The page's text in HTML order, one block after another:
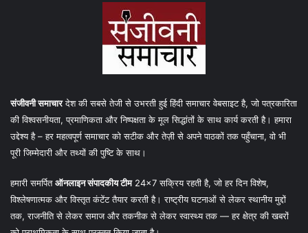
संजीवनी समाचारदेश की सबसे तेजी से उभरती हुई हिंदी समाचार वेबसाइट है, जो पत्रकारिता
की विश्वसनीयता, प्रमाणिकता और निष्पक्षता के मूल सिद्धांतों के साथ कार्य करती है। हमारा
उद्देश्य है – हर महत्वपूर्ण समाचार को सटीक और तेज़ी से अपने पाठकों तक पहुँचाना, वो भी
पूरी जिम्मेदारी और तथ्यों की पुष्टि के साथ।
हमारी समर्पितऑनलाइन संपादकीय टीम24×7 सक्रिय रहती है, जो हर दिन विशेष,
विश्लेषणात्मक और विस्तृत कंटेंट तैयार करती है। राष्ट्रीय घटनाओं से लेकर स्थानीय मुद्दों
तक, राजनीति से लेकर समाज और तकनीक से लेकर स्वास्थ्य तक — हर क्षेत्र की खबरों